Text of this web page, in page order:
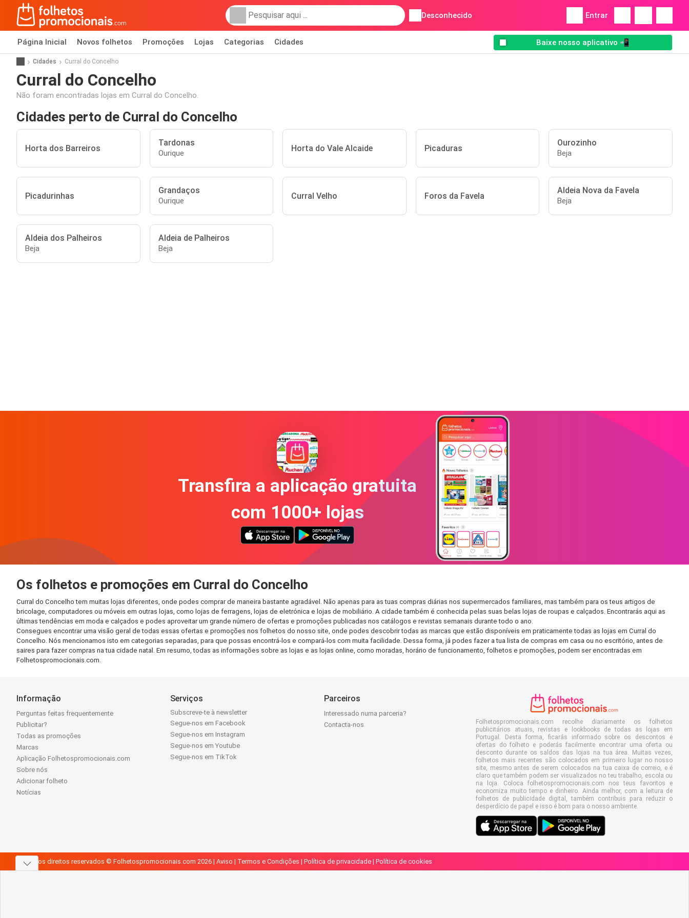
Desconhecido Entrar
Página Inicial Novos folhetos Promoções Lojas Categorias Cidades Baixe nosso aplicativo 📲
Cidades Curral do Concelho
Curral do Concelho
Não foram encontradas lojas em Curral do Concelho.
Cidades perto de Curral do Concelho
Horta dos Barreiros
Tardonas
Ourique Horta do Vale Alcaide Picaduras
Ourozinho
Beja
Picadurinhas
Grandaços
Ourique Curral Velho Foros da Favela
Aldeia Nova da Favela
Beja
Aldeia dos Palheiros
Beja
Aldeia de Palheiros
Beja
Transfira a aplicação gratuita
com 1000+ lojas
Os folhetos e promoções em Curral do Concelho
Curral do Concelho tem muitas lojas diferentes, onde podes comprar de maneira bastante agradável. Não apenas para as tuas compras diárias nos supermercados familiares, mas também para os teus artigos de
bricolage, computadores ou móveis em outras lojas, como lojas de ferragens, lojas de eletrónica e lojas de mobiliário. A cidade também é conhecida pelas suas belas lojas de roupas e calçados. Encontrarás aqui as
últimas tendências em moda e calçados e podes aproveitar um grande número de ofertas e promoções publicadas nos catálogos e revistas semanais durante todo o ano.
Consegues encontrar uma visão geral de todas essas ofertas e promoções nos folhetos do nosso site, onde podes descobrir todas as marcas que estão disponíveis em praticamente todas as lojas em Curral do
Concelho. Nós mencionamos isto em categorias separadas, para que possas encontrá-los e compará-los com muita facilidade. Dessa forma, já podes fazer a tua lista de compras em casa ou no escritório, antes de
saires para fazer compras na tua cidade natal. Em resumo, todas as informações sobre as lojas e as lojas online, como moradas, horário de funcionamento, folhetos e promoções, podem ser encontradas em
Folhetospromocionais.com.
Informação
Perguntas feitas frequentemente
Publicitar?
Todas as promoções
Marcas
Aplicação Folhetospromocionais.com
Sobre nós
Adicionar folheto
Notícias
Serviços
Subscreve-te à newsletter
Segue-nos em Facebook
Segue-nos em Instagram
Segue-nos em Youtube
Segue-nos em TikTok
Parceiros
Interessado numa parceria?
Contacta-nos
Folhetospromocionais.com recolhe diariamente os folhetos
publicitários atuais, revistas e lookbooks de todas as lojas em
Portugal. Desta forma, ficarás informado sobre os descontos e
ofertas do folheto e poderás facilmente encontrar uma oferta ou
desconto durante os saldos das lojas na tua área. Muitas vezes,
folhetos mais recentes são colocados em primeiro lugar no nosso
site, mesmo antes de serem colocados na tua caixa de correio, e é
claro que também podem ser visualizados no teu trabalho, escola ou
na loja. Coloca folhetospromocionais.com nos teus favoritos e
economiza muito tempo e dinheiro. Ainda melhor, com a leitura de
folhetos de publicidade digital, também contribuis para reduzir o
desperdício de papel e isso é bom para o nosso ambiente.
Todos os direitos reservados © Folhetospromocionais.com 2026 | Aviso | Termos e Condições | Política de privacidade | Política de cookies